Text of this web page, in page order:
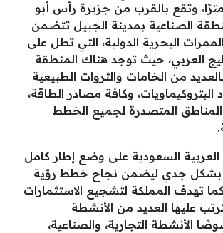
34 كيلومترًا، وتقع بالقرب من جزيرة رأس أبو
الصناعية بمدينة الجبيل تتضمن
البحرية الدولية، التي تطل على
العربي، حيث توجد هناك المنطقة
من الخامات والثروات الطبيعية
وكافة مصادر الطاقة،
المتصدرة لجميع الخطط
السعودية على وضع إطار كامل
بشكل جدي ليضمن نجاح خطط رؤية
2030، كما تهدف المملكة لتشجيع الاستثمارات
عليها العديد من الأنشطة
الأنشطة التجارية، والصناعية،